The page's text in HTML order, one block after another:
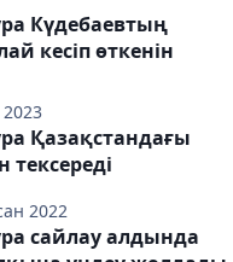
Күдебаевтың
кесіп өткенін
2022
Қазақстандағы
сайлау алдында